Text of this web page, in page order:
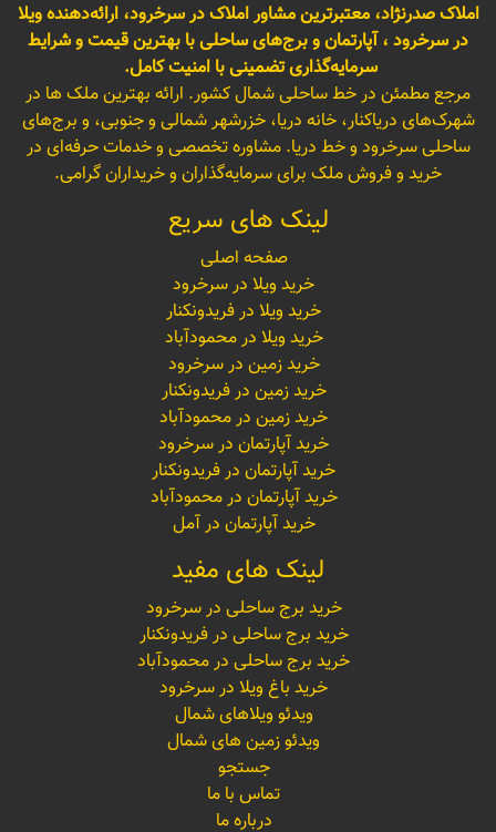
املاک صدرنژاد، معتبرترین مشاور املاک در سرخرود، ارائه‌دهنده ویلا
در سرخرود ، آپارتمان و برج‌های ساحلی با بهترین قیمت و شرایط
سرمایه‌گذاری تضمینی با امنیت کامل.
مرجع مطمئن در خط ساحلی شمال کشور. ارائه بهترین ملک ها در
شهرک‌های دریاکنار، خانه دریا، خزرشهر شمالی و جنوبی، و برج‌های
ساحلی سرخرود و خط دریا. مشاوره تخصصی و خدمات حرفه‌ای در
خرید و فروش ملک برای سرمایه‌گذاران و خریداران گرامی.
لینک های سریع
صفحه اصلی
خرید ویلا در سرخرود
خرید ویلا در فریدونکنار
خرید ویلا در محمودآباد
خرید زمین در سرخرود
خرید زمین در فریدونکنار
خرید زمین در محمودآباد
خرید آپارتمان در سرخرود
خرید آپارتمان در فریدونکنار
خرید آپارتمان در محمودآباد
خرید آپارتمان در آمل
لینک های مفید
خرید برج ساحلی در سرخرود
خرید برج ساحلی در فریدونکنار
خرید برج ساحلی در محمودآباد
خرید باغ ویلا در سرخرود
ویدئو ویلاهای شمال
ویدئو زمین های شمال
جستجو
تماس با ما
درباره ما